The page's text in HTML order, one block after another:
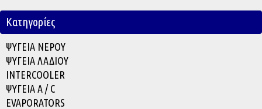
Κατηγορίες
ΨΥΓΕΙΑ ΝΕΡΟΥ
ΨΥΓΕΙΑ ΛΑΔΙΟΥ
INTERCOOLER
ΨΥΓΕΙΑ A / C
EVAPORATORS